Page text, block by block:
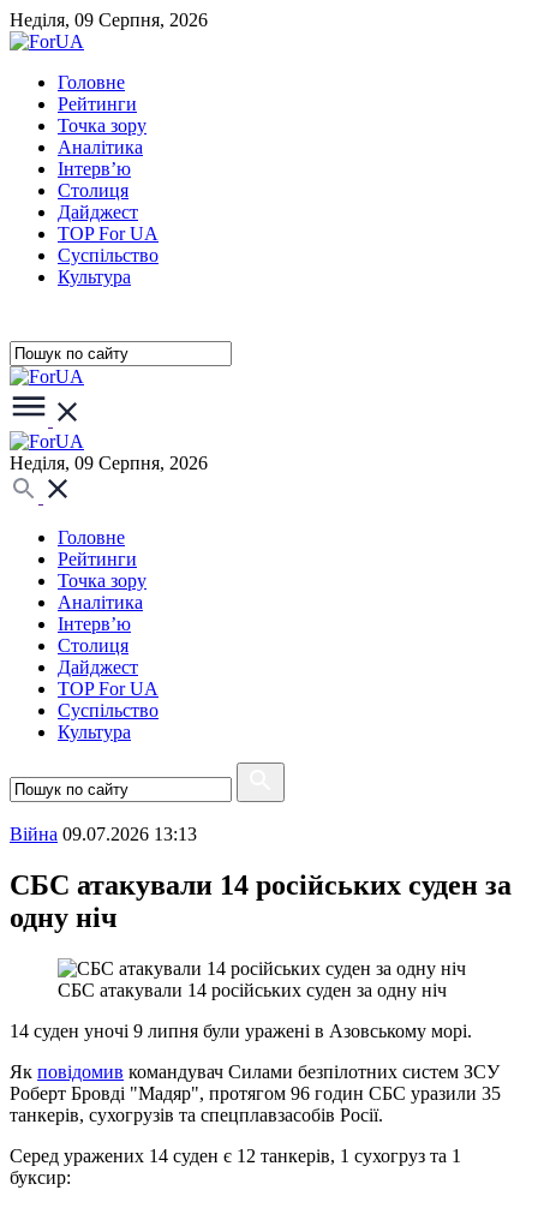
Неділя, 09 Серпня, 2026
Головне
Рейтинги
Точка зору
Аналітика
Інтерв’ю
Столиця
Дайджест
TOP For UA
Суспiльство
Культура
Неділя, 09 Серпня, 2026
Головне
Рейтинги
Точка зору
Аналітика
Інтерв’ю
Столиця
Дайджест
TOP For UA
Суспiльство
Культура
Війна 09.07.2026 13:13
СБС атакували 14 російських суден за
одну ніч
СБС атакували 14 російських суден за одну ніч
14 суден уночі 9 липня були уражені в Азовському морі.
Як повідомив командувач Силами безпілотних систем ЗСУ
Роберт Бровді "Мадяр", протягом 96 годин СБС уразили 35
танкерів, сухогрузів та спецплавзасобів Росії.
Серед уражених 14 суден є 12 танкерів, 1 сухогруз та 1
буксир: